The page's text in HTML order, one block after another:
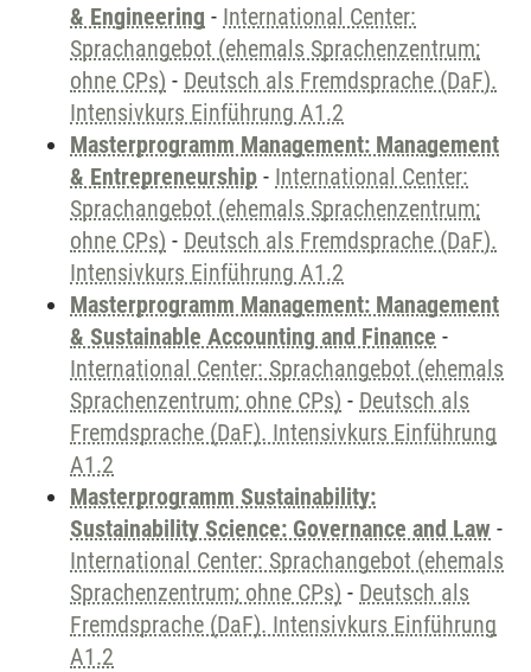
& Engineering - International Center:
Sprachangebot (ehemals Sprachenzentrum;
ohne CPs) - Deutsch als Fremdsprache (DaF).
Intensivkurs Einführung A1.2
Masterprogramm Management: Management
& Entrepreneurship - International Center:
Sprachangebot (ehemals Sprachenzentrum;
ohne CPs) - Deutsch als Fremdsprache (DaF).
Intensivkurs Einführung A1.2
Masterprogramm Management: Management
& Sustainable Accounting and Finance -
International Center: Sprachangebot (ehemals
Sprachenzentrum; ohne CPs) - Deutsch als
Fremdsprache (DaF). Intensivkurs Einführung
A1.2
Masterprogramm Sustainability:
Sustainability Science: Governance and Law -
International Center: Sprachangebot (ehemals
Sprachenzentrum; ohne CPs) - Deutsch als
Fremdsprache (DaF). Intensivkurs Einführung
A1.2